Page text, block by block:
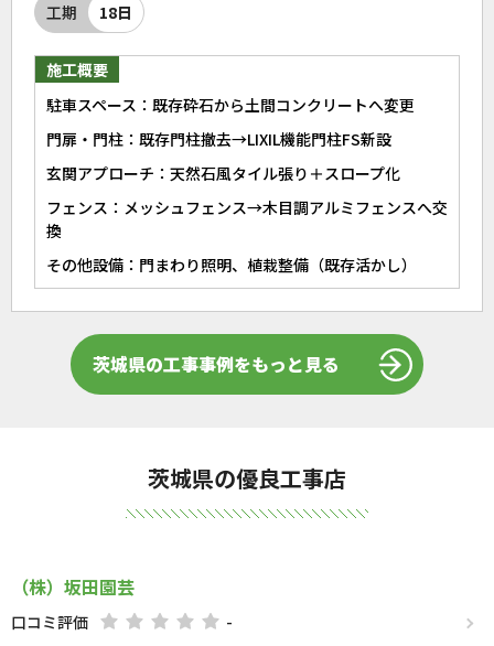
工期 18日
施工概要
駐車スペース：既存砕石から土間コンクリートへ変更
門扉・門柱：既存門柱撤去→LIXIL機能門柱FS新設
玄関アプローチ：天然石風タイル張り＋スロープ化
フェンス：メッシュフェンス→木目調アルミフェンスへ交
換
その他設備：門まわり照明、植栽整備（既存活かし）
茨城県の工事事例をもっと見る
茨城県の優良工事店
（株）坂田園芸
口コミ評価
-